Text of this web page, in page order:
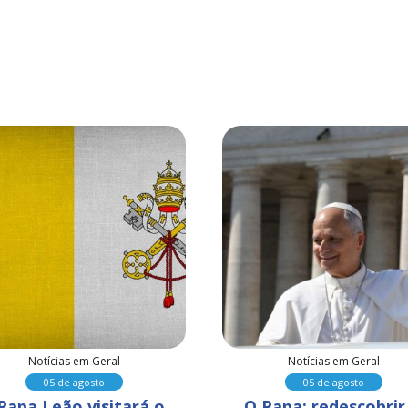
Notícias em Geral
05 de agosto
Notícias em Geral
05 de agosto